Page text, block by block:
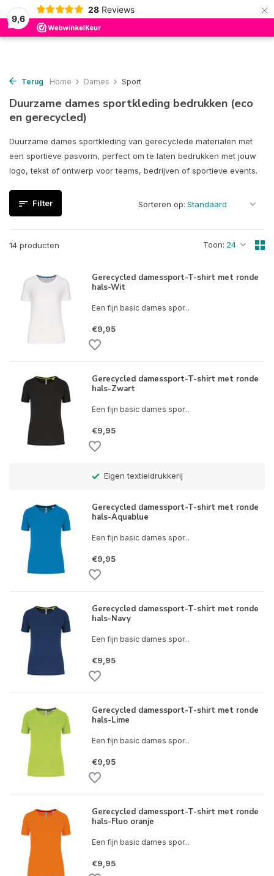
9,6
28 Reviews ×
0
Terug Home Dames Sport
Duurzame dames sportkleding bedrukken (eco
en gerecycled)
Duurzame dames sportkleding van gerecyclede materialen met
een sportieve pasvorm, perfect om te laten bedrukken met jouw
logo, tekst of ontwerp voor teams, bedrijven of sportieve events.
Filter
14 producten Toon:
Sorteren op:
Gerecycled damessport-T-shirt met ronde
hals-Wit
Een fijn basic dames spor...
€9,95
Gerecycled damessport-T-shirt met ronde
hals-Zwart
Een fijn basic dames spor...
€9,95
Eigen textieldrukkerij
Gerecycled damessport-T-shirt met ronde
hals-Aquablue
Een fijn basic dames spor...
€9,95
Gerecycled damessport-T-shirt met ronde
hals-Navy
Een fijn basic dames spor...
€9,95
Gerecycled damessport-T-shirt met ronde
hals-Lime
Een fijn basic dames spor...
€9,95
Gerecycled damessport-T-shirt met ronde
hals-Fluo oranje
Een fijn basic dames spor...
€9,95